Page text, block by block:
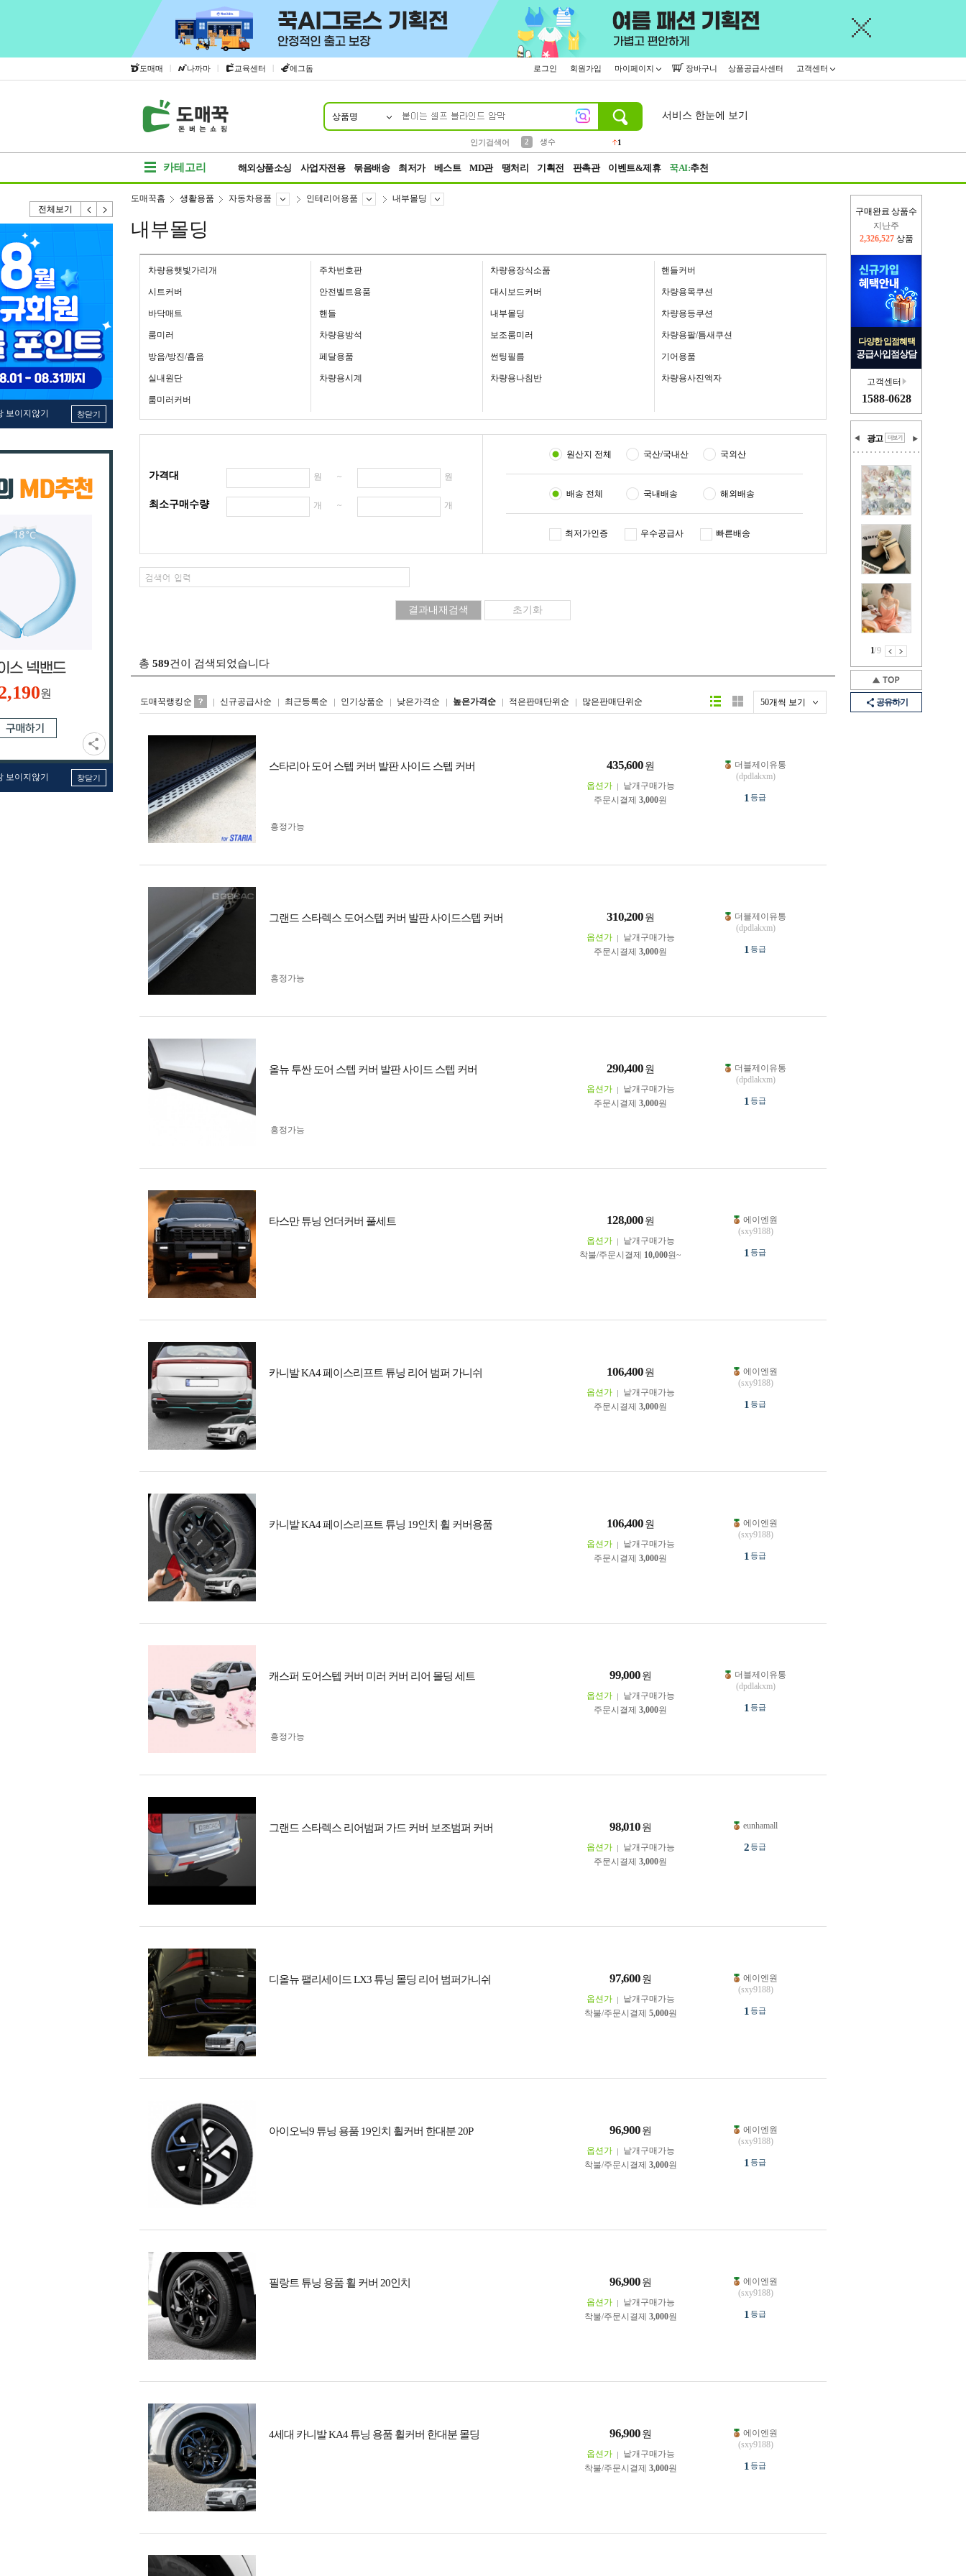
도매매 | 나까마 | 교육센터 | 에그돔 로그인 회원가입 마이페이지 장바구니 상품공급사센터 고객센터
상품명
인기검색어
2
생수
1
서비스 한눈에 보기
카테고리 해외상품소싱 사업자전용 묶음배송 최저가 베스트 MD관 땡처리 기획전 판촉관 이벤트&제휴 꾹AI:추천
전체보기
보이지않기 창닫기
원
보이지않기 창닫기
구매완료 상품수
2,326,527상품
이번주
2,316,120 상품
다양한 입점혜택
공급사입점상담
고객센터
1588-0628
광고
1/9
공유하기
도매꾹홈 생활용품 자동차용품 인테리어용품 내부몰딩
내부몰딩
차량용햇빛가리개 주차번호판 차량용장식소품 핸들커버
시트커버 안전벨트용품 대시보드커버 차량용목쿠션
바닥매트 핸들 내부몰딩 차량용등쿠션
룸미러 차량용방석 보조룸미러 차량용팔/틈새쿠션
방음/방진/흡음 페달용품 썬팅필름 기어용품
실내원단 차량용시계 차량용나침반 차량용사진액자
룸미러커버
가격대 원 ~ 원
최소구매수량 개 ~ 개
원산지 전체 국산/국내산 국외산
배송 전체 국내배송 해외배송
최저가인증 우수공급사 빠른배송
총 589건이 검색되었습니다
도매꾹랭킹순 신규공급사순 최근등록순 인기상품순 낮은가격순 높은가격순 적은판매단위순 많은판매단위순 50개씩 보기
리스트형갤러리형
스타리아 도어 스텝 커버 발판 사이드 스텝 커버 435,600 원
옵션가
낱개구매가능
주문시결제 3,000원
흥정가능
더블제이유통
(dpdlakxm)
1 등급
그랜드 스타렉스 도어스텝 커버 발판 사이드스텝 커버 310,200 원
옵션가
낱개구매가능
주문시결제 3,000원
흥정가능
더블제이유통
(dpdlakxm)
1 등급
올뉴 투싼 도어 스텝 커버 발판 사이드 스텝 커버 290,400 원
옵션가
낱개구매가능
주문시결제 3,000원
흥정가능
더블제이유통
(dpdlakxm)
1 등급
타스만 튜닝 언더커버 풀세트 128,000 원
옵션가
낱개구매가능
착불/주문시결제 10,000원~
에이엔원
(sxy9188)
1 등급
카니발 KA4 페이스리프트 튜닝 리어 범퍼 가니쉬 106,400 원
옵션가
낱개구매가능
주문시결제 3,000원
에이엔원
(sxy9188)
1 등급
카니발 KA4 페이스리프트 튜닝 19인치 휠 커버용품 106,400 원
옵션가
낱개구매가능
주문시결제 3,000원
에이엔원
(sxy9188)
1 등급
캐스퍼 도어스텝 커버 미러 커버 리어 몰딩 세트 99,000 원
옵션가
낱개구매가능
주문시결제 3,000원
흥정가능
더블제이유통
(dpdlakxm)
1 등급
그랜드 스타렉스 리어범퍼 가드 커버 보조범퍼 커버 98,010 원
옵션가
낱개구매가능
주문시결제 3,000원
eunhamall
2등급
디올뉴 팰리세이드 LX3 튜닝 몰딩 리어 범퍼가니쉬 97,600 원
옵션가
낱개구매가능
착불/주문시결제 5,000원
에이엔원
(sxy9188)
1 등급
아이오닉9 튜닝 용품 19인치 휠커버 한대분 20P 96,900 원
옵션가
낱개구매가능
착불/주문시결제 3,000원
에이엔원
(sxy9188)
1 등급
필랑트 튜닝 용품 휠 커버 20인치 96,900 원
옵션가
낱개구매가능
착불/주문시결제 3,000원
에이엔원
(sxy9188)
1 등급
4세대 카니발 KA4 튜닝 용품 휠커버 한대분 몰딩 96,900 원
옵션가
낱개구매가능
착불/주문시결제 3,000원
에이엔원
(sxy9188)
1 등급